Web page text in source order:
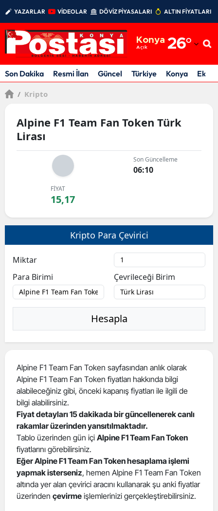
YAZARLAR VİDEOLAR DÖVİZ PİYASALARI ALTIN FİYATLARI
Konya
Açık 26°
Adıyaman
Afyonkarahisar
Ankara
Antalya
Artvin
Bilecik
Bitlis
Bolu
Burdur
Bursa
Çankırı
Çorum
Diyarbakır
Elazığ
Erzincan
Son Dakika Resmi İlan Güncel Türkiye Konya
/ Kripto
Alpine F1 Team Fan Token Türk
Lirası
Son Güncelleme
06:10
FİYAT
15,17
Kripto Para Çevirici
Miktar
Para Birimi
Çevrileceği Birim
Hesapla
Alpine F1 Team Fan Token sayfasından anlık olarak
Alpine F1 Team Fan Token fiyatları hakkında bilgi
alabileceğiniz gibi, önceki kapanış fiyatları ile ilgili de
bilgi alabilirsiniz.
Fiyat detayları 15 dakikada bir güncellenerek canlı
rakamlar üzerinden yansıtılmaktadır.
Tablo üzerinden gün içi Alpine F1 Team Fan Token
fiyatlarını görebilirsiniz.
Eğer Alpine F1 Team Fan Token hesaplama işlemi
yapmak isterseniz, hemen Alpine F1 Team Fan Token
altında yer alan çevirici aracını kullanarak şu anki fiyatlar
üzerinden çevirme işlemlerinizi gerçekleştirebilirsiniz.